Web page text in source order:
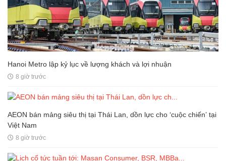
Hanoi Metro lập kỷ lục về lượng khách và lợi nhuận
8 giờ trước
AEON bán mảng siêu thị tại Thái Lan, dồn lực cho ‘cuộc chiến’ tại
Việt Nam
8 giờ trước